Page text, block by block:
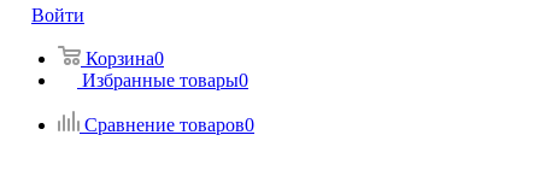
Войти
Корзина0
Избранные товары0
Сравнение товаров0